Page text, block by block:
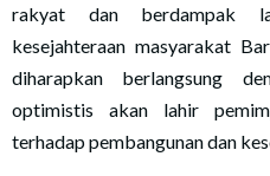
rakyat dan berdampak
kesejahteraan masyarakat
diharapkan berlangsung
optimistis akan lahir
terhadap pembangunan dan